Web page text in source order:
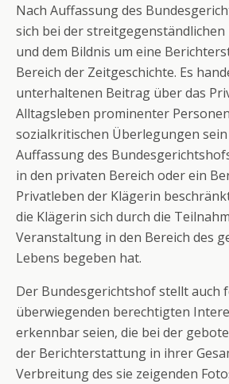
Nach Auffassung des
sich bei der
und dem Bildnis um eine
Bereich der Zeitgeschichte. Es
unterhaltenen Beitrag über das
Alltagsleben prominenter
sozialkritischen Überlegungen
Auffassung des
in den privaten Bereich oder ein
Privatleben der Klägerin
die Klägerin sich durch die
Veranstaltung in den Bereich des
Lebens begeben hat.
Der Bundesgerichtshof stellt auch
überwiegenden berechtigten
erkennbar seien, die bei der
der Berichterstattung in ihrer
Verbreitung des sie zeigenden